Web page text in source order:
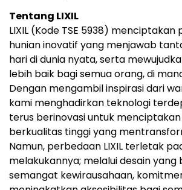
Tentang LIXIL
LIXIL (Kode TSE 5938) menciptakan
hunian inovatif yang menjawab
hari di dunia nyata, serta
lebih baik bagi semua orang, di
Dengan mengambil inspirasi dari
kami menghadirkan teknologi
terus berinovasi untuk
berkualitas tinggi yang
Namun, perbedaan LIXIL terletak
melakukannya; melalui desain yang
semangat kewirausahaan,